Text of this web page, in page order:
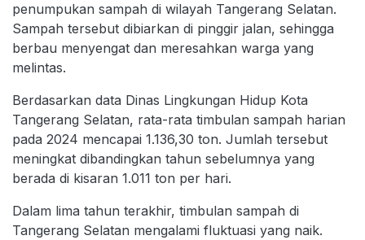
penumpukan sampah di wilayah Tangerang Selatan.
Sampah tersebut dibiarkan di pinggir jalan, sehingga
berbau menyengat dan meresahkan warga yang
melintas.
Berdasarkan data Dinas Lingkungan Hidup Kota
Tangerang Selatan, rata-rata timbulan sampah harian
pada 2024 mencapai 1.136,30 ton. Jumlah tersebut
meningkat dibandingkan tahun sebelumnya yang
berada di kisaran 1.011 ton per hari.
Dalam lima tahun terakhir, timbulan sampah di
Tangerang Selatan mengalami fluktuasi yang naik.